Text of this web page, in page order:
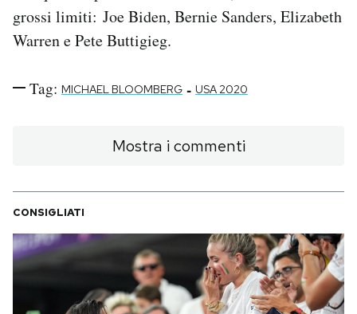
grossi limiti: Joe Biden, Bernie Sanders, Elizabeth
Warren e Pete Buttigieg.
Tag: MICHAEL BLOOMBERG - USA 2020
Mostra i commenti
CONSIGLIATI